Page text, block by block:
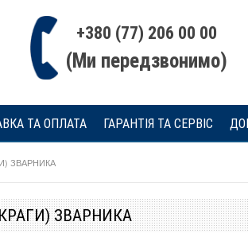
+380 (77) 206 00 00
(Ми передзвонимо)
ТА ОПЛАТА ГАРАНТІЯ ТА СЕРВІС
ЗВАРНИКА
ЗВАРНИКА